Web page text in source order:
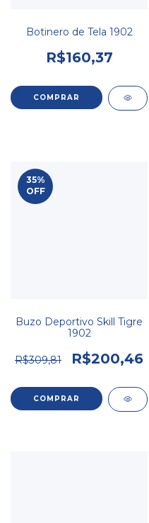
Botinero de Tela 1902
R$160,37
35%
OFF
Buzo Deportivo Skill Tigre
1902
R$309,81 R$200,46
COMPRAR